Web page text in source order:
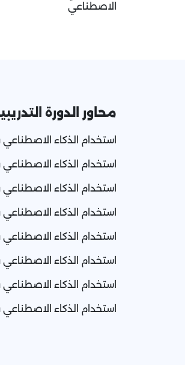
الاصطناعي
محاور الدورة
استخدام الذكاء
استخدام الذكاء
استخدام الذكاء
استخدام الذكاء الاصطناعي
استخدام الذكاء الاصطناعي
استخدام الذكاء
استخدام الذكاء
استخدام الذكاء الاصطناعي